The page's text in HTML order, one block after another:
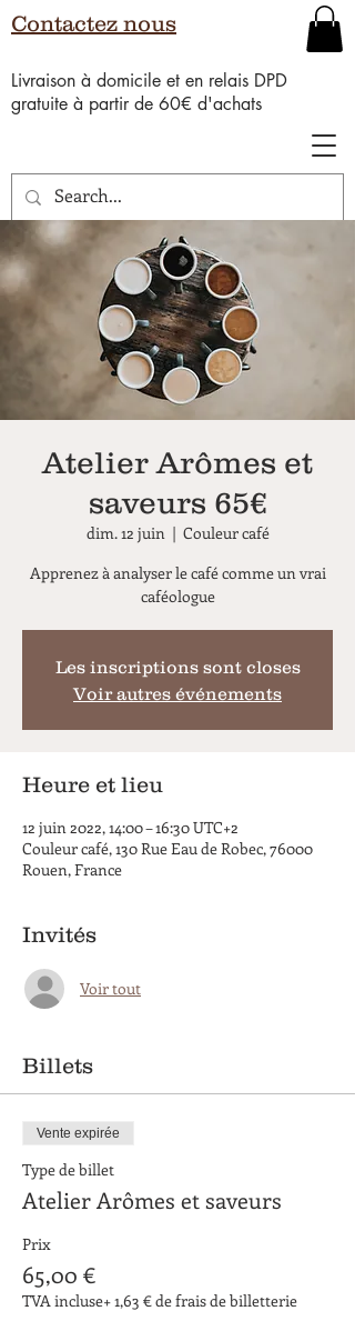
Livraison à domicile et en relais DPD
gratuite à partir de 60€ d'achats
Contactez nous
Atelier Arômes et
saveurs 65€
dim. 12 juin
  |
Couleur café
Apprenez à analyser le café comme un vrai
caféologue
Les inscriptions sont closes
Voir autres événements
Heure et lieu
12 juin 2022, 14:00 – 16:30 UTC+2
Couleur café, 130 Rue Eau de Robec, 76000
Rouen, France
Invités
Voir tout
Billets
Vente expirée
Type de billet
Atelier Arômes et saveurs
Prix
65,00 €
TVA incluse+ 1,63 € de frais de billetterie